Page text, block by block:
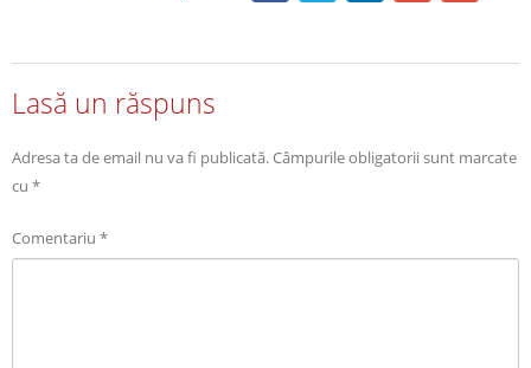
Lasă un răspuns
Adresa ta de email nu va fi publicată.Câmpurile obligatorii sunt marcate
cu *
Comentariu *